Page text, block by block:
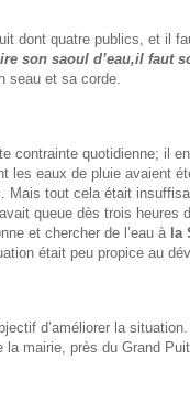
dont quatre publics , et il
son saoul d’eau,il faut
seau et sa corde
contrainte quotidienne; il
les eaux de pluie avaient
Mais tout cela était
queue dès trois heures
et chercher de l’eau à la
était peu propice au
d’améliorer la situation.
mairie, près du Grand